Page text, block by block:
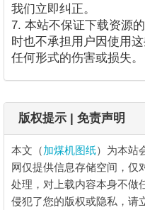
我们立即纠正。
7. 本站不保证下载资源
时也不承担用户因使用
任何形式的伤害或损失。
版权提示 | 免责声明
本文（加煤机图纸）为本站
网仅提供信息存储空间，仅
处理，对上载内容本身不做
侵犯了您的版权或隐私，请